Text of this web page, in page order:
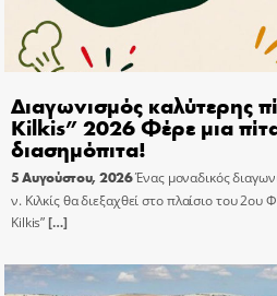
Διαγωνισμός καλύτερης
Kilkis” 2026 Φέρε μια
διασημόπιτα!
5 Αυγούστου, 2026Ένας μοναδικός
ν. Κιλκίς θα διεξαχθεί στο πλαίσιο του 2ου
Kilkis”[…]